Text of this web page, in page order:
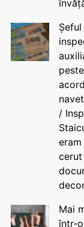
/
cerut
Mai
într-